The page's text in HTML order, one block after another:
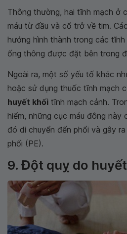
Thông thường, hai tĩnh mạch ở
máu từ đầu và cổ trở về tim.
hướng hình thành trong các
ống thông được đặt bên trong
Ngoài ra, một số yếu tố khác
hoặc sử dụng thuốc tĩnh mạch
huyết khối tĩnh mạch cảnh.
hiểm, những cục máu đông này
đó di chuyển đến phổi và gây
phổi (PE).
9. Đột quỵ do